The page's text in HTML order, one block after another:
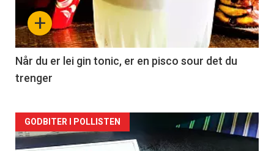
nå
-
2
+
Når du er lei gin tonic, er en pisco sour det du
trenger
Forsiden
GODBITER I POLLISTEN